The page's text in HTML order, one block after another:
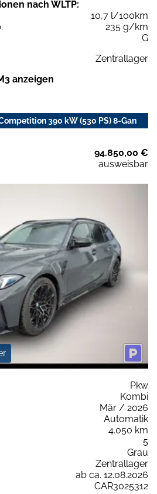
nach WLTP:
10,7 l/100km
235 g/km
G
Zentrallager
anzeigen
390 kW (530 PS) 8-Gan
94.850,00 €
ausweisbar
Pkw
Kombi
Mär / 2026
Automatik
4.050 km
5
Grau
Zentrallager
ab ca. 12.08.2026
CAR3025312